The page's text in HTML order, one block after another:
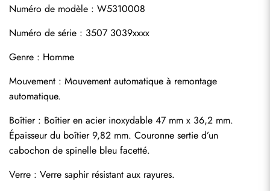
Numéro de modèle : W5310008
Numéro de série : 3507 3039xxxx
Genre : Homme
Mouvement : Mouvement automatique à remontage
automatique.
Boîtier : Boîtier en acier inoxydable 47 mm x 36,2 mm.
Épaisseur du boîtier 9,82 mm. Couronne sertie d’un
cabochon de spinelle bleu facetté.
Verre : Verre saphir résistant aux rayures.